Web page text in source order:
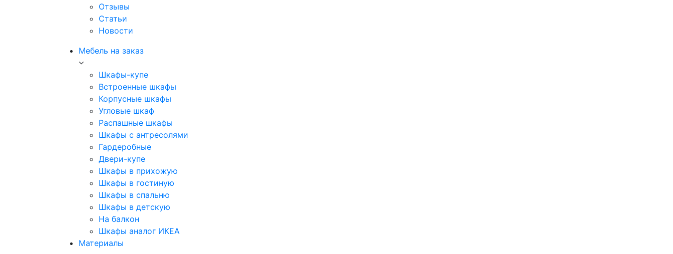
Отзывы
Статьи
Новости
Мебель на заказ
Шкафы-купе
Встроенные шкафы
Корпусные шкафы
Угловые шкаф
Распашные шкафы
Шкафы с антресолями
Гардеробные
Двери-купе
Шкафы в прихожую
Шкафы в гостиную
Шкафы в спальню
Шкафы в детскую
На балкон
Шкафы аналог ИКЕА
Материалы